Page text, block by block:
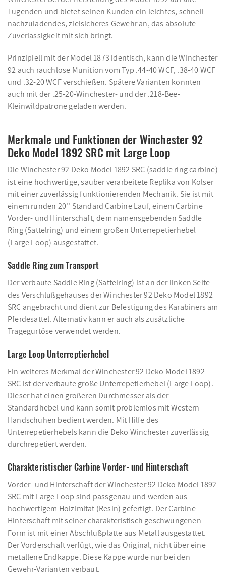
Tugenden und bietet seinen Kunden ein leichtes, schnell
nachzuladendes, zielsicheres Gewehr an, das absolute
Zuverlässigkeit mit sich bringt.
Prinzipiell mit der Model 1873 identisch, kann die Winchester
92 auch rauchlose Munition vom Typ .44-40 WCF, .38-40 WCF
und .32-20 WCF verschießen. Spätere Varianten konnten
auch mit der .25-20-Winchester- und der .218-Bee-
Kleinwildpatrone geladen werden.
Merkmale und Funktionen der Winchester 92
Deko Model 1892 SRC mit Large Loop
Die Winchester 92 Deko Model 1892 SRC (saddle ring carbine)
ist eine hochwertige, sauber verarbeitete Replika von Kolser
mit einer zuverlässig funktionierenden Mechanik. Sie ist mit
einem runden 20'' Standard Carbine Lauf, einem Carbine
Vorder- und Hinterschaft, dem namensgebenden Saddle
Ring (Sattelring) und einem großen Unterrepetierhebel
(Large Loop) ausgestattet.
Saddle Ring zum Transport
Der verbaute Saddle Ring (Sattelring) ist an der linken Seite
des Verschlußgehäuses der Winchester 92 Deko Model 1892
SRC angebracht und dient zur Befestigung des Karabiners am
Pferdesattel. Alternativ kann er auch als zusätzliche
Tragegurtöse verwendet werden.
Large Loop Unterreptierhebel
Ein weiteres Merkmal der Winchester 92 Deko Model 1892
SRC ist der verbaute große Unterrepetierhebel (Large Loop).
Dieser hat einen größeren Durchmesser als der
Standardhebel und kann somit problemlos mit Western-
Handschuhen bedient werden. Mit Hilfe des
Unterrepetierhebels kann die Deko Winchester zuverlässig
durchrepetiert werden.
Charakteristischer Carbine Vorder- und Hinterschaft
Vorder- und Hinterschaft der Winchester 92 Deko Model 1892
SRC mit Large Loop sind passgenau und werden aus
hochwertigem Holzimitat (Resin) gefertigt. Der Carbine-
Hinterschaft mit seiner charakteristisch geschwungenen
Form ist mit einer Abschlußplatte aus Metall ausgestattet.
Der Vorderschaft verfügt, wie das Original, nicht über eine
metallene Endkappe. Diese Kappe wurde nur bei den
Gewehr-Varianten verbaut.